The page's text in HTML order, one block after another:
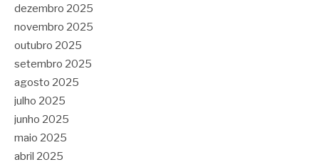
dezembro 2025
novembro 2025
outubro 2025
setembro 2025
agosto 2025
julho 2025
junho 2025
maio 2025
abril 2025